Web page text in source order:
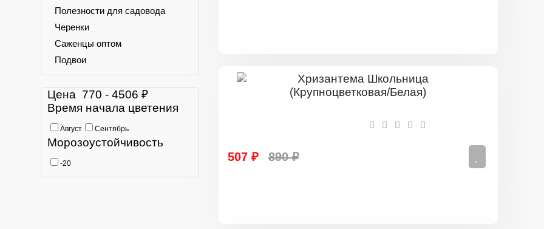
Полезности для садовода
Черенки
Саженцы оптом
Подвои
Цена 770 - 4506 ₽
Время начала цветения
Август Сентябрь
Морозоустойчивость
-20 507 ₽ 890 ₽